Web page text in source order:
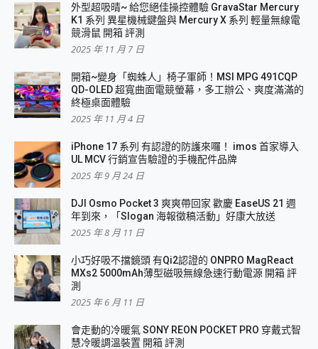
外型超吸晴~ 給您絕佳操控體驗 GravaStar Mercury
K1 系列 異星機械鍵盤與 Mercury X 系列 輕量無線電
競滑鼠 開箱 評測
2025 年 11 月 7 日
開箱~變身「蜘蛛人」椅子軍師！MSI MPG 491CQP
QD-OLED 超寬曲面電競螢幕，多工辦公、爽度滿滿的
終極桌面體驗
2025 年 11 月 4 日
iPhone 17 系列 有認證的防護來囉！ imos 首家導入
UL MCV 行銷宣告驗證的手機配件品牌
2025 年 9 月 24 日
DJI Osmo Pocket 3 爽爽帶回家 歡慶 EaseUS 21 週
年到來，「Slogan 海報徵稿活動」好康大放送
2025 年 8 月 11 日
小巧好吸不擋鏡頭 有Qi2認證的 ONPRO MagReact
MXs2 5000mAh薄型磁吸無線急速行動電源 開箱 評
測
2025 年 6 月 11 日
會走動的冷暖氣 SONY REON POCKET PRO 穿戴式智
慧冷暖調溫裝置 開箱 評測